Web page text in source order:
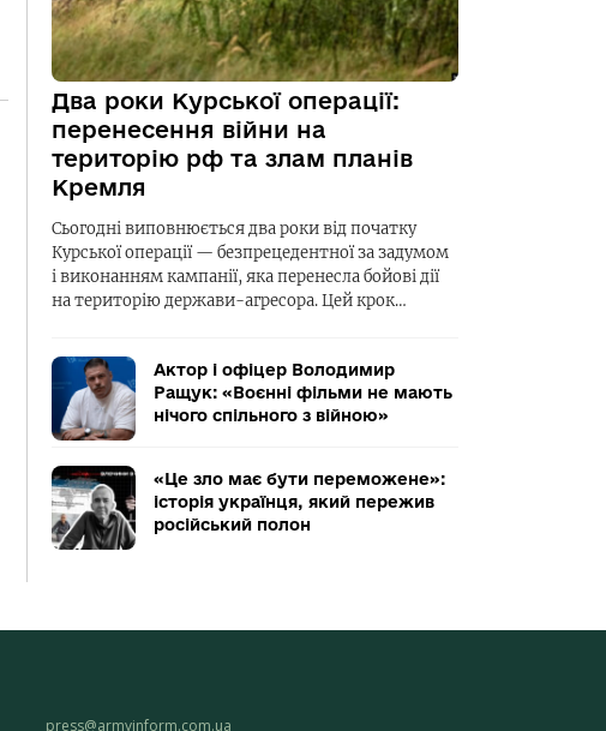
Два роки Курської операції:
перенесення війни на
територію рф та злам планів
Кремля
Сьогодні виповнюється два роки від початку
Курської операції — безпрецедентної за задумом
і виконанням кампанії, яка перенесла бойові дії
на територію держави-агресора. Цей крок…
Актор і офіцер Володимир
Ращук: «Воєнні фільми не мають
нічого спільного з війною»
«Це зло має бути переможене»:
історія українця, який пережив
російський полон
press@armyinform.com.ua